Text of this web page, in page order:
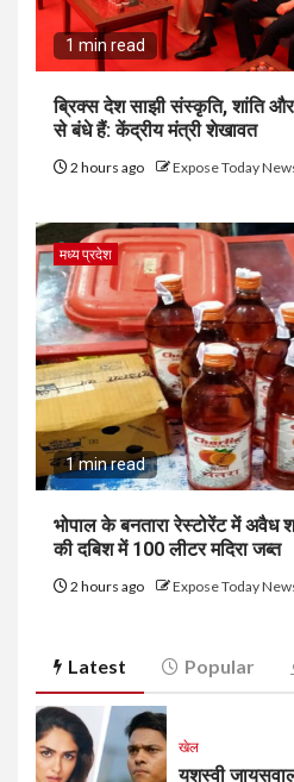
1 min read
ब्रिक्स देश साझी संस्कृति, शांति
से बंधे हैं: केंद्रीय मंत्री शेखावत
2 hours ago Expose Today
मध्य प्रदेश
1 min read
भोपाल के बनतारा रेस्टोरेंट में अवैध
की दबिश में 100 लीटर मदिरा जब्त
2 hours ago Expose Today
Latest Popular
खेल
यशस्वी